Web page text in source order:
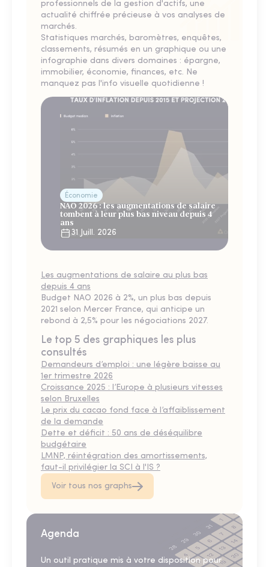
professionnels de la gestion d'actifs, une
actualité chiffrée précieuse à vos analyses de
marchés.
Statistiques marchés, baromètres, enquêtes,
classements, résumés en un graphique ou une
infographie dans divers domaines : épargne,
immobilier, économie, finances, etc. Ne
manquez pas l'info visuelle quotidienne !
Économie
NAO 2026 : les augmentations de salaire
tombent à leur plus bas niveau depuis 4
ans
31 Juill. 2026
Les augmentations de salaire au plus bas
depuis 4 ans
Budget NAO 2026 à 2%, un plus bas depuis
2021 selon Mercer France, qui anticipe un
rebond à 2,5% pour les négociations 2027.
Le top 5 des graphiques les plus
consultés
Demandeurs d’emploi : une légère baisse au
1er trimestre 2026
Croissance 2025 : l’Europe à plusieurs vitesses
selon Bruxelles
Le prix du cacao fond face à l’affaiblissement
de la demande
Dette et déficit : 50 ans de déséquilibre
budgétaire
LMNP, réintégration des amortissements,
faut-il privilégier la SCI à l'IS ?
Voir tous nos graphs
Agenda
Un outil pratique mis à votre disposition pour